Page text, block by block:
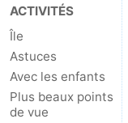
Terrains
de
jeux
-
Parcours
de
Nature
Visites
ACTIVITÉS
Île
Astuces
Avec les enfants
Plus beaux points
de vue